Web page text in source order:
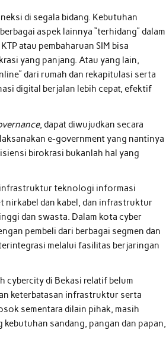
di segala bidang. Kebutuhan
aspek lainnya “terhidang” dalam
atau pembaharuan SIM bisa
yang panjang. Atau yang lain,
dari rumah dan rekapitulasi serta
digital berjalan lebih cepat, efektif
, dapat diwujudkan secara
e-government yang nantinya
birokrasi bukanlah hal yang
infrastruktur teknologi informasi
nirkabel dan kabel, dan infrastruktur
dan swasta. Dalam kota cyber
pembeli dari berbagai segmen dan
melalui fasilitas berjaringan
cybercity di Bekasi relatif belum
keterbatasan infrastruktur serta
sementara dilain pihak, masih
sandang, pangan dan papan,